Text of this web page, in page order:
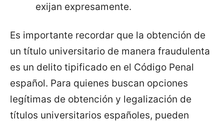
exijan expresamente.
Es importante recordar que la obtención de
un título universitario de manera fraudulenta
es un delito tipificado en el Código Penal
español. Para quienes buscan opciones
legítimas de obtención y legalización de
títulos universitarios españoles, pueden